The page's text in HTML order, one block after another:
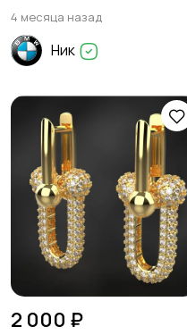
4 месяца назад
Ник
2 000 ₽